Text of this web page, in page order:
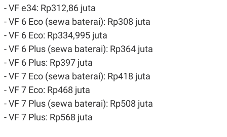
- VF e34: Rp312,86 juta
- VF 6 Eco (sewa baterai): Rp308 juta
- VF 6 Eco: Rp334,995 juta
- VF 6 Plus (sewa baterai): Rp364 juta
- VF 6 Plus: Rp397 juta
- VF 7 Eco (sewa baterai): Rp418 juta
- VF 7 Eco: Rp468 juta
- VF 7 Plus (sewa baterai): Rp508 juta
- VF 7 Plus: Rp568 juta